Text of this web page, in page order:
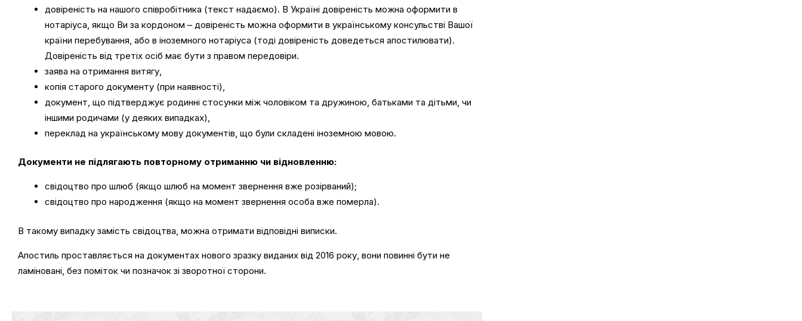
довіреність на нашого співробітника (текст надаємо). В Україні довіреність можна оформити в
нотаріуса, якщо Ви за кордоном – довіреність можна оформити в українському консульстві Вашої
країни перебування, або в іноземного нотаріуса (тоді довіреність доведеться апостилювати).
Довіреність від третіх осіб має бути з правом передовіри.
заява на отримання витягу,
копія старого документу (при наявності),
документ, що підтверджує родинні стосунки між чоловіком та дружиною, батьками та дітьми, чи
іншими родичами (у деяких випадках),
переклад на українському мову документів, що були складені іноземною мовою.
Документи не підлягають повторному отриманню чи відновленню:
свідоцтво про шлюб (якщо шлюб на момент звернення вже розірваний);
свідоцтво про народження (якщо на момент звернення особа вже померла).
В такому випадку замість свідоцтва, можна отримати відповідні виписки.
Апостиль проставляється на документах нового зразку виданих від 2016 року, вони повинні бути не
ламіновані, без поміток чи позначок зі зворотної сторони.